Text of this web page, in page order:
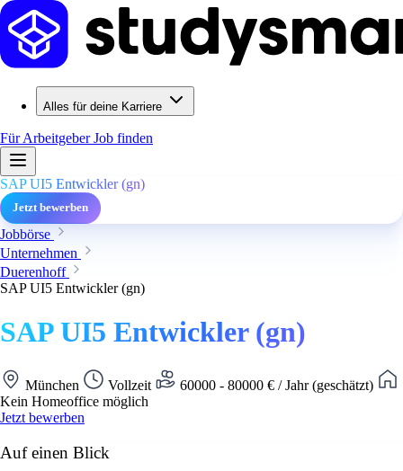
Alles für deine Karriere
Für ArbeitgeberJob finden
SAP UI5 Entwickler (gn)
Jetzt bewerben
Jobbörse
Unternehmen
Duerenhoff
SAP UI5 Entwickler (gn)
SAP UI5 Entwickler (gn)
München Vollzeit
60000 - 80000 € / Jahr (geschätzt)
Kein Homeoffice möglich
Jetzt bewerben
Auf einen Blick